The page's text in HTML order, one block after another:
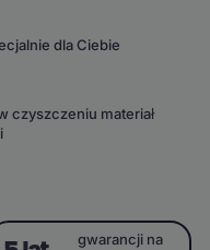
dla Ciebie
czyszczeniu materiał
gwarancji na